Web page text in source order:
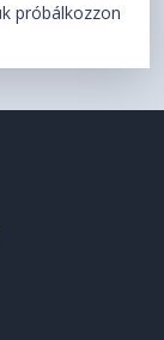
próbálkozzon